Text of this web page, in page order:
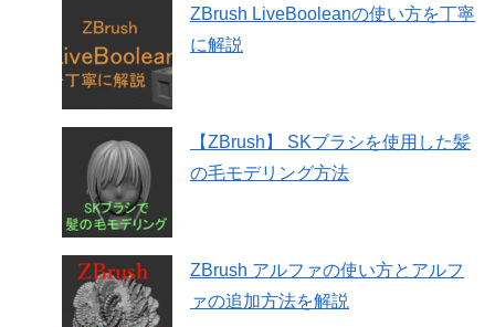
ZBrush LiveBooleanの使い方を丁寧
に解説
【ZBrush】 SKブラシを使用した髪
の毛モデリング方法
ZBrush アルファの使い方とアルフ
ァの追加方法を解説